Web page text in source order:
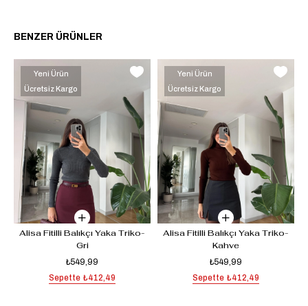
BENZER ÜRÜNLER
Alisa Fitilli Balıkçı Yaka Triko-
Gri
₺549,99
Sepette ₺412,49
Yeni Ürün
Ücretsiz Kargo
Alisa Fitilli Balıkçı Yaka Triko-
Kahve
₺549,99
Sepette ₺412,49
Yeni Ürün
Ücretsiz Kargo